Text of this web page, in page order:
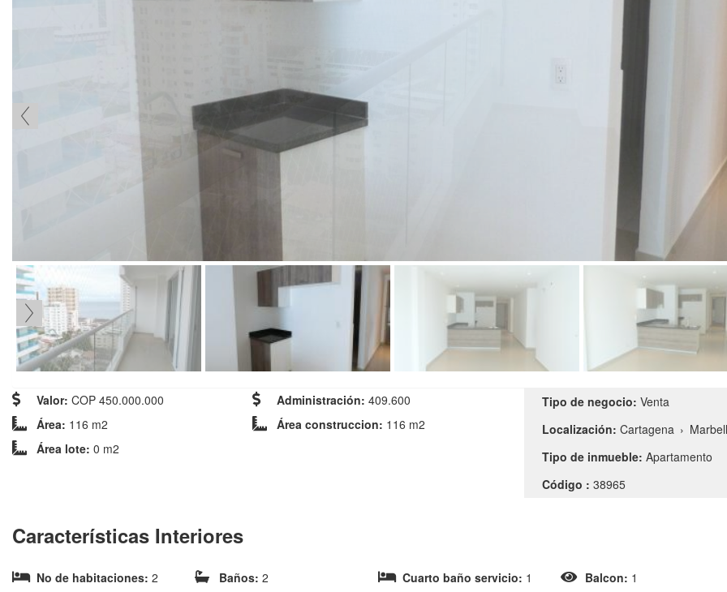
Valor: COP 450.000.000 Administración: 409.600
Área: 116 m2 Área construccion: 116 m2
Área lote: 0 m2
Tipo de negocio: Venta
Localización: Cartagena ›
Tipo de inmueble: Apartamento
Código : 38965
Características Interiores
No de habitaciones: 2 Baños:2 Cuarto baño servicio: 1 Balcon: 1